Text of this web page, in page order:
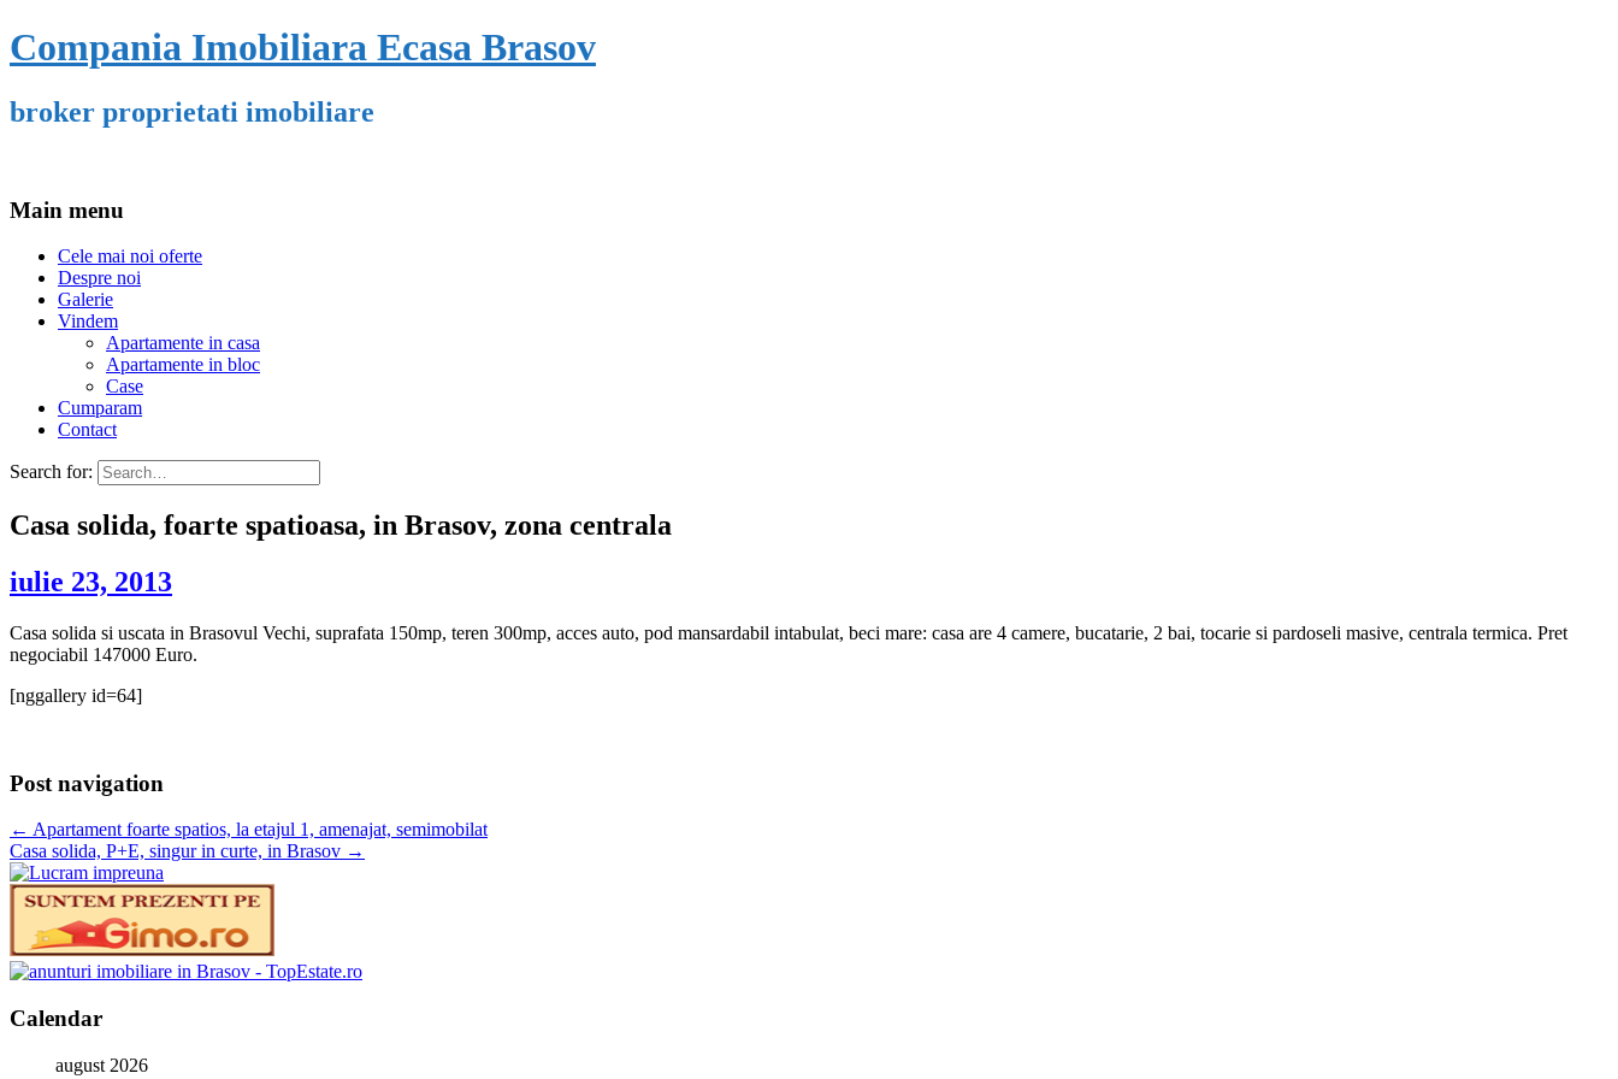
Compania Imobiliara Ecasa Brasov
broker proprietati imobiliare
Main menu
Cele mai noi oferte
Despre noi
Galerie
Vindem
Apartamente in casa
Apartamente in bloc
Case
Cumparam
Contact
Search for:
Casa solida, foarte spatioasa, in Brasov, zona centrala
iulie 23, 2013
Casa solida si uscata in Brasovul Vechi, suprafata 150mp, teren 300mp, acces auto, pod mansardabil intabulat, beci mare: casa are 4 camere, bucatarie, 2 bai, tocarie si pardoseli masive, centrala termica. Pret
negociabil 147000 Euro.
[nggallery id=64]
Post navigation
← Apartament foarte spatios, la etajul 1, amenajat, semimobilat
Casa solida, P+E, singur in curte, in Brasov →
Calendar
august 2026